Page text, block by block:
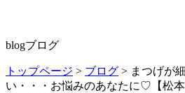
blogブログ
トップページ > ブログ > まつげが
い・・・お悩みのあなたに♡【松